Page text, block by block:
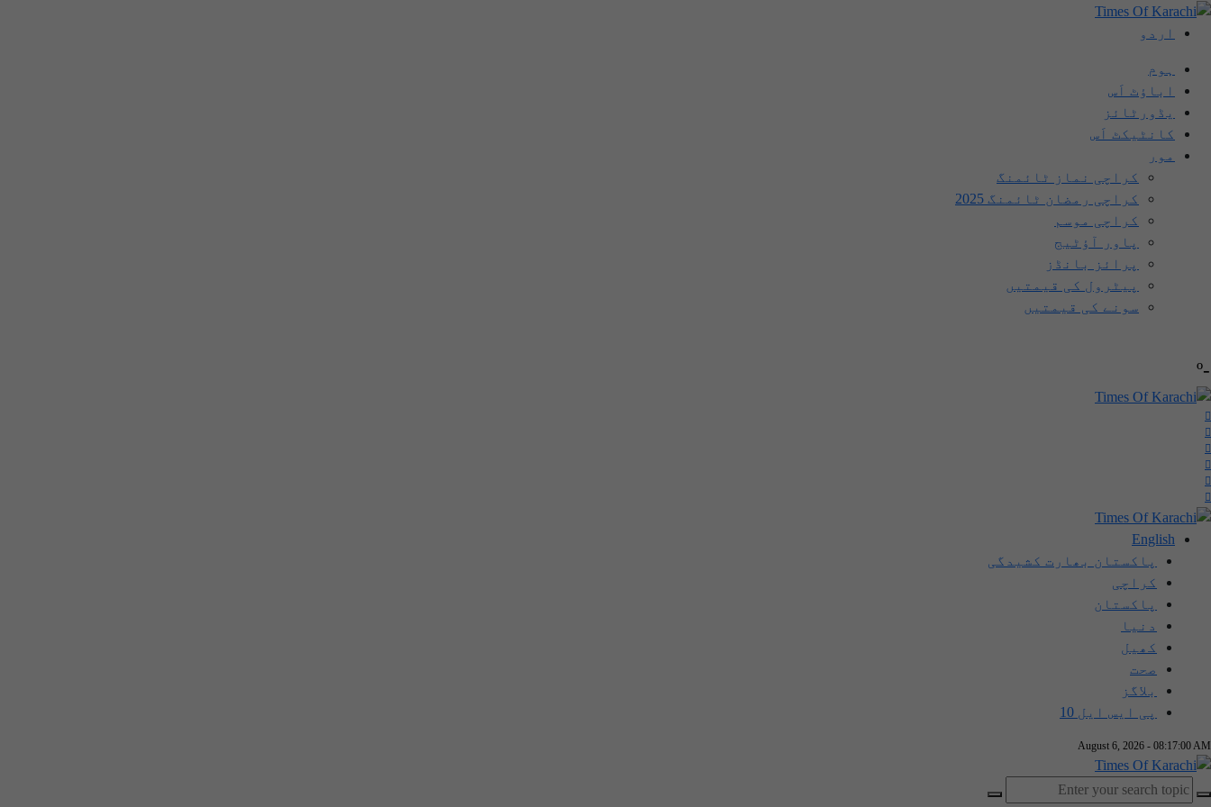
اردو
ہوم
اباؤٹ اَس
یڈورٹائز
کانٹیکٹ اَس
مور
کراچی نماز ٹائمنگ
کراچی رمضان ٹائمنگ 2025
کراچی موسم
پاور آؤٹیج
پرائز بانڈز
پیٹرول کی قیمتیں
سونے کی قیمتیں
-º
English
پاکستان بھارت کشیدگی
کراچی
پاکستان
دنیا
کھیل
صحت
بلاگز
پی ایس ایل 10
August 6, 2026 - 08:17:01 AM